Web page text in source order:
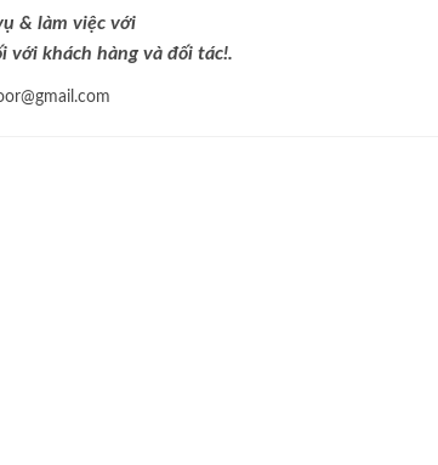
& làm việc với
với khách hàng và đối tác!.